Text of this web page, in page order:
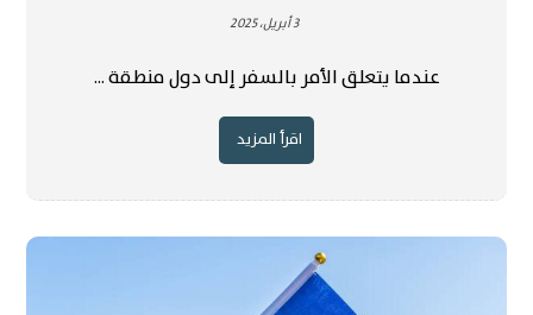
3 أبريل، 2025
عندما يتعلق الأمر بالسفر إلى دول منطقة ...
اقرأ المزيد